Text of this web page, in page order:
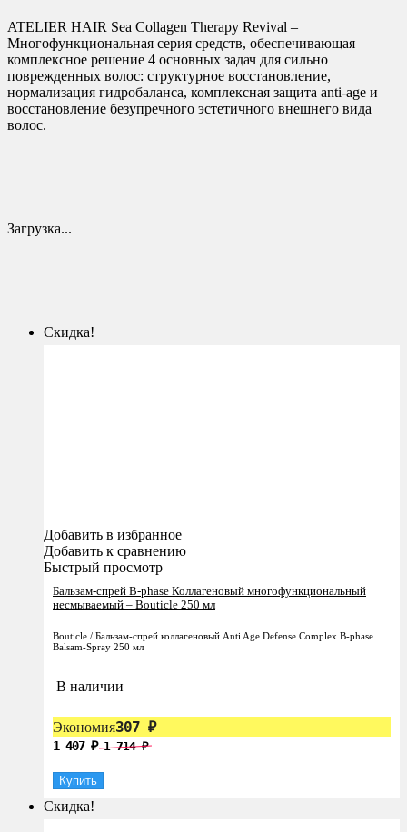
ATELIER HAIR Sea Collagen Therapy Revival –
Многофункциональная серия средств, обеспечивающая
комплексное решение 4 основных задач для сильно
поврежденных волос: структурное восстановление,
нормализация гидробаланса, комплексная защита anti-age и
восстановление безупречного эстетичного внешнего вида
волос.
Загрузка...
Скидка!
Добавить в избранное
Добавить к сравнению
Быстрый просмотр
Бальзам-спрей B-phase Коллагеновый многофункциональный
несмываемый – Bouticle 250 мл
Bouticle / Бальзам-спрей коллагеновый Anti Age Defense Complex B-phase
Balsam-Spray 250 мл
В наличии
Экономия307 ₽
1 407 ₽ 1 714₽
Купить
Скидка!